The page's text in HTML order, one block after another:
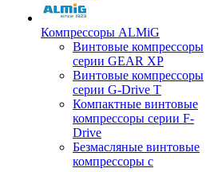
Компрессоры ALMiG
Винтовые компрессоры
серии GEAR XP
Винтовые компрессоры
серии G-Drive T
Компактные винтовые
компрессоры серии F-
Drive
Безмасляные винтовые
компрессоры с